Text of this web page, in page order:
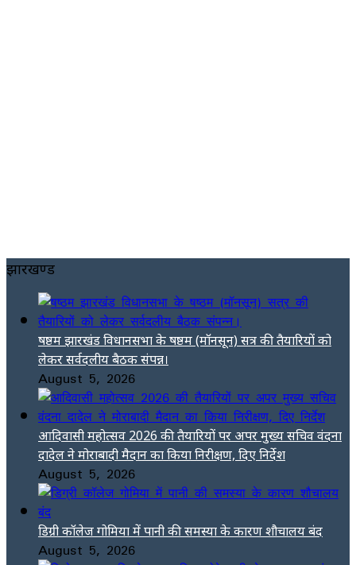
झारखण्ड
षष्ठम झारखंड विधानसभा के षष्ठम (मॉनसून) सत्र की तैयारियों को
लेकर सर्वदलीय बैठक संपन्न।
August 5, 2026
आदिवासी महोत्सव 2026 की तैयारियों पर अपर मुख्य सचिव वंदना
दादेल ने मोराबादी मैदान का किया निरीक्षण, दिए निर्देश
August 5, 2026
डिग्री कॉलेज गोमिया में पानी की समस्या के कारण शौचालय बंद
August 5, 2026